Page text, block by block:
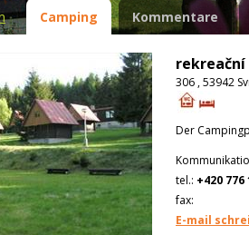
Camping Kommentare
306 , 53942
Der
tel.: +420 776
fax:
E-mail